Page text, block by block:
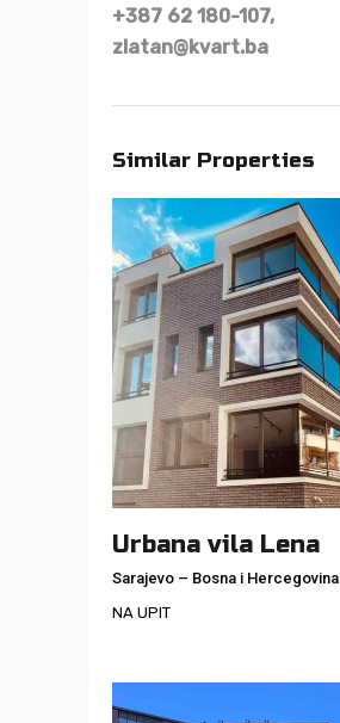
+387 62 180-107,
zlatan@kvart.ba
Similar Properties
Urbana vila Lena
Sarajevo – Bosna i Hercegovina
NA UPIT